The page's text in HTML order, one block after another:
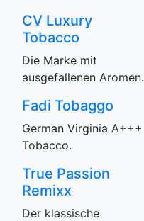
CV Luxury
Tobacco
Die Marke mit
ausgefallenen Aromen.
Fadi Tobaggo
German Virginia A+++
Tobacco.
True Passion
Remixx
Der klassische